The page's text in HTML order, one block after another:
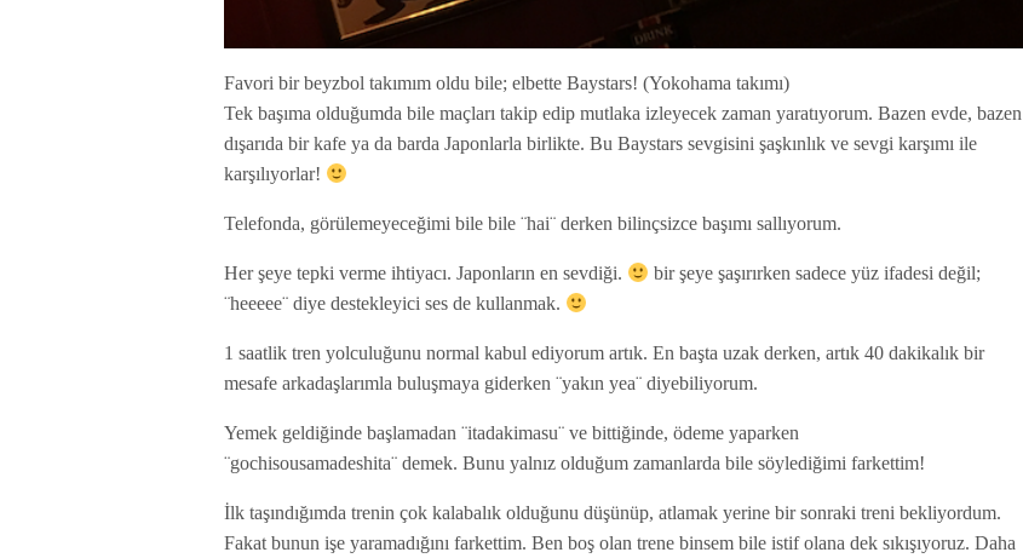
Favori bir beyzbol takımım oldu bile; elbette Baystars! (Yokohama takımı)
Tek başıma olduğumda bile maçları takip edip mutlaka izleyecek zaman yaratıyorum. Bazen evde, bazen
dışarıda bir kafe ya da barda Japonlarla birlikte. Bu Baystars sevgisini şaşkınlık ve sevgi karşımı ile
karşılıyorlar!
Telefonda, görülemeyeceğimi bile bile ¨hai¨ derken bilinçsizce başımı sallıyorum.
Her şeye tepki verme ihtiyacı. Japonların en sevdiği.
bir şeye şaşırırken sadece yüz ifadesi değil;
¨heeeee¨ diye destekleyici ses de kullanmak.
1 saatlik tren yolculuğunu normal kabul ediyorum artık. En başta uzak derken, artık 40 dakikalık bir
mesafe arkadaşlarımla buluşmaya giderken ¨yakın yea¨ diyebiliyorum.
Yemek geldiğinde başlamadan ¨itadakimasu¨ ve bittiğinde, ödeme yaparken
¨gochisousamadeshita¨ demek. Bunu yalnız olduğum zamanlarda bile söylediğimi farkettim!
İlk taşındığımda trenin çok kalabalık olduğunu düşünüp, atlamak yerine bir sonraki treni bekliyordum.
Fakat bunun işe yaramadığını farkettim. Ben boş olan trene binsem bile istif olana dek sıkışıyoruz. Daha